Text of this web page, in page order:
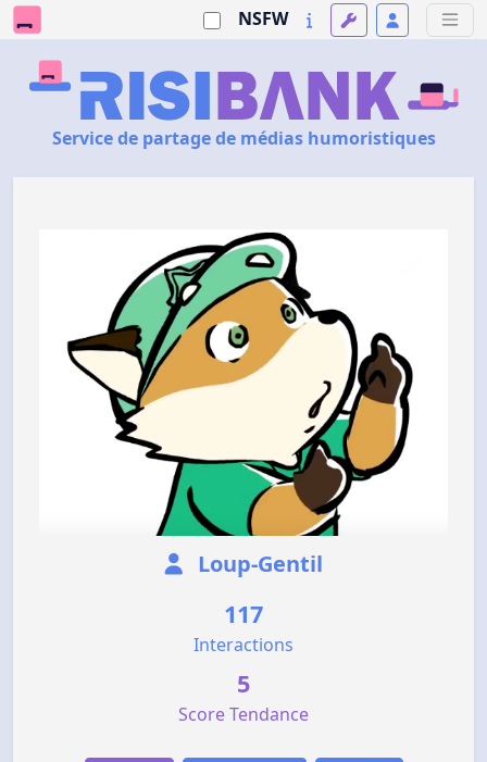
NSFW
Service de partage de médias humoristiques
Loup-Gentil
117
Interactions
5
Score Tendance